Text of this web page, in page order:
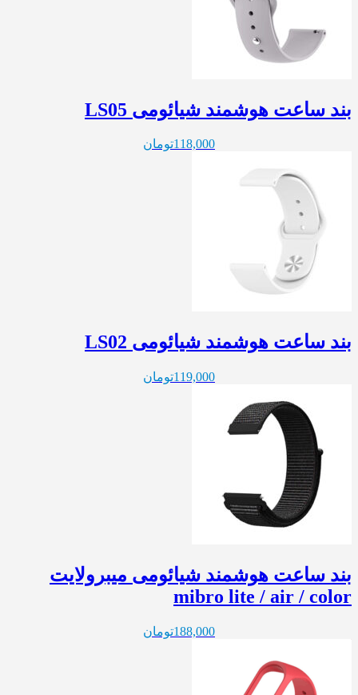
بند ساعت هوشمند شیائومی LS05
118,000تومان
بند ساعت هوشمند شیائومی LS02
119,000تومان
بند ساعت هوشمند شیائومی میبرولایت
mibro lite / air / color
188,000تومان